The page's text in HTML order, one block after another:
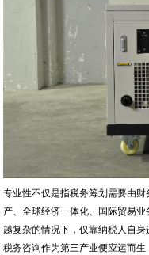
专业性不仅是指税务筹划需要由
产、全球经济一体化、国际贸易
越复杂的情况下，仅靠纳税人自
税务咨询作为第三产业便应运而生